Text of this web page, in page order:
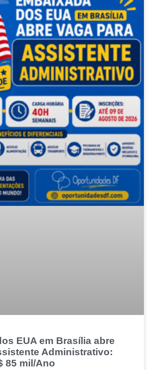
EUA em Brasília abre
Administrativo:
85 mil/Ano